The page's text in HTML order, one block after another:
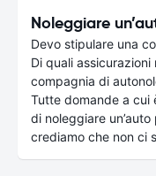
Noleggiare
Devo stipulare una
Di quali assicurazioni
compagnia di
Tutte domande a cui
di noleggiare
crediamo che non ci